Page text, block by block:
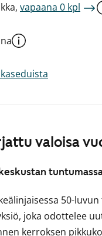
valoisa
50-
joka odottelee
kerroksen
vapaana 0 kpl